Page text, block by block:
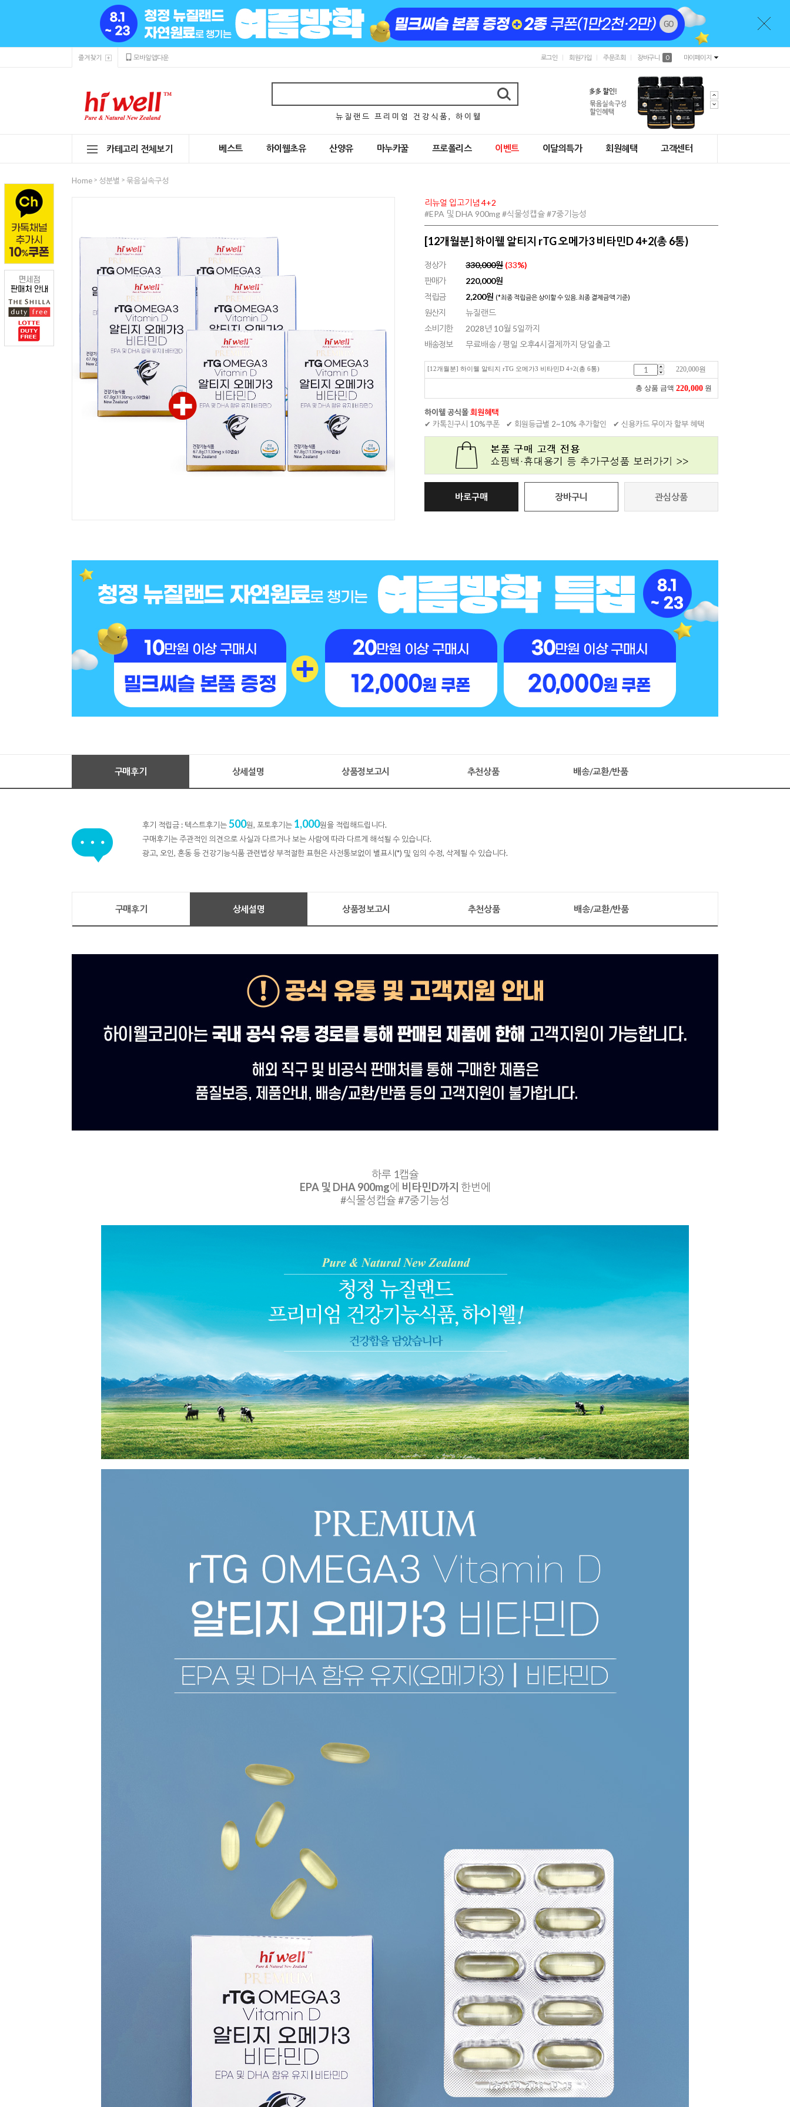
즐겨찾기 모바일앱다운 로그인 회원가입 주문조회 장바구니 0 마이페이지
뉴 질 랜 드 프 리 미 엄 건 강 식 품 , 하 이 웰
카테고리 전체보기 베스트 하이웰초유 산양유 마누카꿀 프로폴리스 이벤트 이달의특가 회원혜택 고객센터
Home > 성분별 > 묶음실속구성
리뉴얼 입고기념 4+2
#EPA 및 DHA 900mg #식물성캡슐 #7중기능성
[12개월분] 하이웰 알티지 rTG 오메가3 비타민D 4+2(총 6통)
정상가 330,000원 (33%)
판매가
220,000원
적립금
2,200원 (*최종 적립금은 상이할 수 있음. 최종 결제금액 기준)
원산지
뉴질랜드
소비기한
2028년 10월 5일까지
배송정보
무료배송 / 평일 오후4시결제까지 당일출고
[12개월분] 하이웰 알티지 rTG 오메가3 비타민D 4+2(총 6통) 220,000원
총 상품 금액 220,000 원
하이웰 공식몰회원혜택
✔ 카톡친구시 10%쿠폰
✔ 회원등급별 2~10% 추가할인 ✔ 신용카드 무이자 할부 혜택
바로구매 장바구니 관심상품
구매후기 상세설명 상품정보고시 추천상품 배송/교환/반품
후기 적립금 : 텍스트후기는500원, 포토후기는 1,000원을 적립해드립니다.
구매후기는 주관적인 의견으로 사실과 다르거나 보는 사람에 따라 다르게 해석될 수 있습니다.
광고, 오인, 혼동 등 건강기능식품 관련법상 부적절한 표현은 사전통보없이 별표시(*) 및 임의 수정, 삭제될 수 있습니다.
구매후기 상세설명 상품정보고시 추천상품 배송/교환/반품
하루 1캡슐
EPA 및 DHA 900mg에 비타민D까지 한번에
#식물성캡슐 #7중기능성